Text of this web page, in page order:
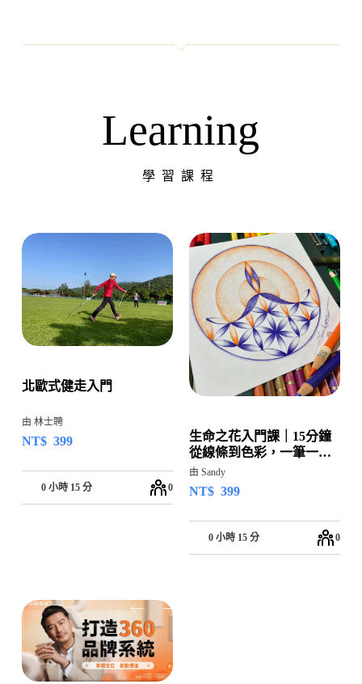
Learning
學習課程
北歐式健走入門
由 林士聘
NT$ 399
0 小時 15 分 0
生命之花入門課｜15分鐘
從線條到色彩，一筆一畫
回到自己
由 Sandy
NT$ 399
0 小時 15 分 0